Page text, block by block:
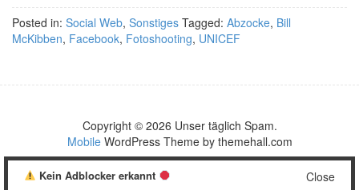
Posted in: Social Web, Sonstiges Tagged: Abzocke, Bill
McKibben, Facebook, Fotoshooting, UNICEF
Copyright © 2026 Unser täglich Spam.
MobileWordPress Theme by themehall.com
Close
Kein Adblocker erkannt